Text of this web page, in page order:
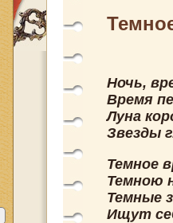
Ночь,
Время
Луна
Звезды
Темное
Темною
Темные
Ищут